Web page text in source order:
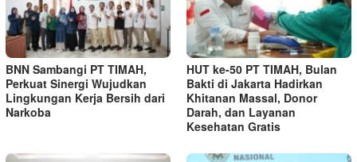
BNN Sambangi PT TIMAH,
Perkuat Sinergi Wujudkan
Lingkungan Kerja Bersih dari
Narkoba
HUT ke-50 PT TIMAH, Bulan
Bakti di Jakarta Hadirkan
Khitanan Massal, Donor
Darah, dan Layanan
Kesehatan Gratis